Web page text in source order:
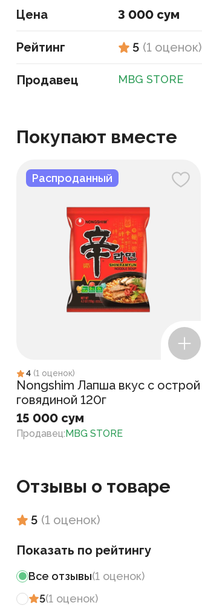
Цена
Рейтинг
Продавец
3 000 сум
5 (1 оценок)
MBG STORE
Покупают вместе
Распроданный
4 (1 оценок)
Nongshim Лапша вкус с острой
говядиной 120г
15 000 сум
Продавец:MBG STORE
Отзывы о товаре
5 (1 оценок)
Показать по рейтингу
Все отзывы(1 оценок)
5(1 оценок)